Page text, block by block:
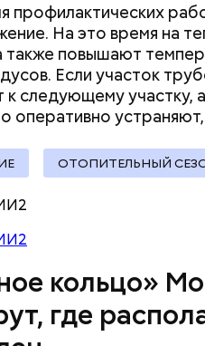
профилактических
На это время на
также повышают
Если участок
к следующему участку,
оперативно
ОТОПИТЕЛЬНЫЙ
кольцо»
где
пруды
зоопарк